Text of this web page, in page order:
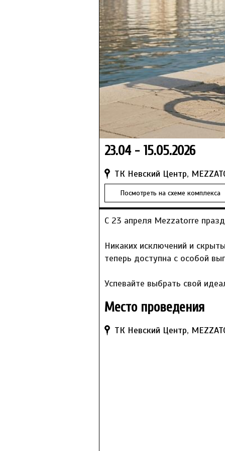
23.04 - 15.05.2026
ТК Невский Центр,
Посмотреть на схеме комплекса
С 23 апреля Mezzatorre
Никаких исключений и
теперь доступна с особой
Успевайте выбрать свой
Место проведения
ТК Невский Центр,